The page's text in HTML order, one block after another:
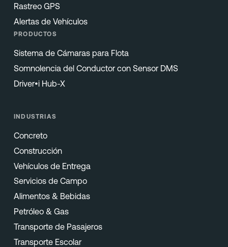
Rastreo GPS
Alertas de Vehículos
PRODUCTOS
Sistema de Cámaras para Flota
Somnolencia del Conductor con Sensor DMS
Driver•i Hub-X
INDUSTRIAS
Concreto
Construcción
Vehículos de Entrega
Servicios de Campo
Alimentos & Bebidas
Petróleo & Gas
Transporte de Pasajeros
Transporte Escolar